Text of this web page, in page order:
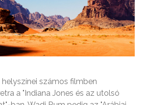
helyszínei számos filmben
a "Indiana Jones és az utolsó